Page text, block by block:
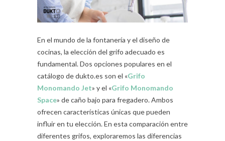
En el mundo de la fontanería y el diseño de
cocinas, la elección del grifo adecuado es
fundamental. Dos opciones populares en el
catálogo de dukto.es son el «Grifo
Monomando Jet» y el «Grifo Monomando
Space» de caño bajo para fregadero. Ambos
ofrecen características únicas que pueden
influir en tu elección. En esta comparación entre
diferentes grifos, exploraremos las diferencias